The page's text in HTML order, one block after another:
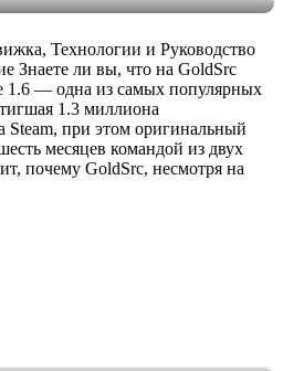
Технологии и Руководство
Знаете ли вы, что на GoldSrc
1.6 — одна из самых популярных
1.3 миллиона
Steam, при этом оригинальный
месяцев командой из двух
почему GoldSrc, несмотря на